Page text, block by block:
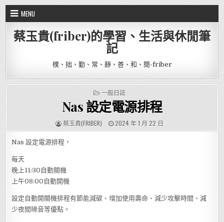
Skip to content
MENU
蔡玉貴(friber)的學習、生活與休閒筆
記
樸、拙、勤、常、靜、善、和、簡-friber
POSTED IN
一般日誌
Nas 設定電源排程
AUTHOR:
蔡玉貴(FRIBER) PUBLISHED DATE:
2024 年 1 月 22 日
Nas 設定電源排程，
每天
晚上11:30自動關機
上午08:00自動開機
設定自動開關機排程有節能減碳、增加使用壽命、減少攻擊時間、減
少夜間噪音等優點。